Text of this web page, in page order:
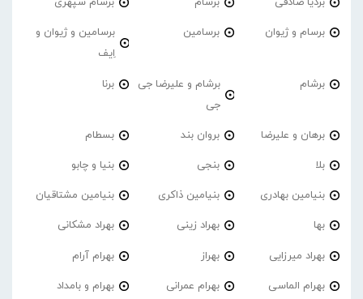
برسام و ژیوان برسامین
برسامین و ژیوان و
اِیف
برشام
برشام و علیرضا جی
جی
برنا
برهان و علیرضا بروان بند بسطام
بلا بنجی بنیا و چابو
بنیامین بهادری بنیامین ذاکری بنیامین مشتاقیان
بها بهراد زینی بهراد مشکانی
بهراد میرزایی بهراز بهرام آرام
بهرام الماسی بهرام عمرانی بهرام و بامداد